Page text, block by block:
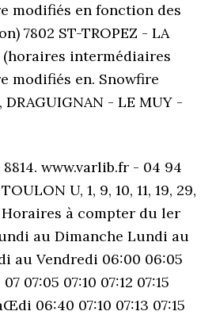
modifiés en fonction des
7802 ST-TROPEZ - LA
(horaires intermédiaires
modifiés en. Snowfire
- LE MUY -
8814. www.varlib.fr - 04 94
U, 1, 9, 10, 11, 19, 29,
Horaires à compter du ler
au Dimanche Lundi au
au Vendredi 06:00 06:05
07:05 07:10 07:12 07:15
06:40 07:10 07:13 07:15